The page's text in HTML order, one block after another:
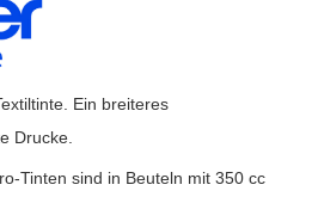
Ein breiteres
Drucke.
Tinten sind in Beuteln mit 350 cc